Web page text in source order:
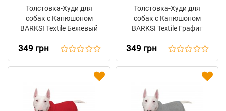
Толстовка-Худи для
собак с Капюшоном
BARKSI Textile Бежевый
349 грн
Толстовка-Худи для
собак с Капюшоном
BARKSI Textile Графит
349 грн